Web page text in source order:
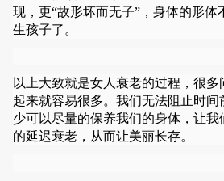
现，更“故形坏而无子”，身体的形体
生孩子了。
以上大致就是女人衰老的过程，很
起来就容易很多。我们无法阻止时
少可以尽量的保养我们的身体，让
的延迟衰老，从而让美丽长存。